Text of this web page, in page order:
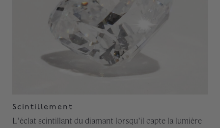
Scintillement
L’éclat scintillant du diamant lorsqu’il capte la lumière